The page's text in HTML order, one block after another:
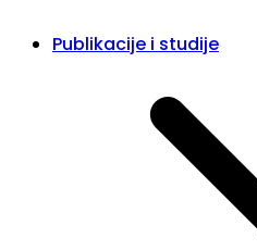
Publikacije i studije